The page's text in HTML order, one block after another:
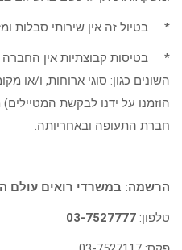
* בטיול זה אין שירותי סבלות
* בטיסות קבוצתיות אין החברה
השונים כגון: סוגי ארוחות, ו/או
הוזמנו על ידנו לבקשת
חברת התעופה ובאחריותה.
הרשמה: במשרדי רואים עולם
טלפון: 03-7527777